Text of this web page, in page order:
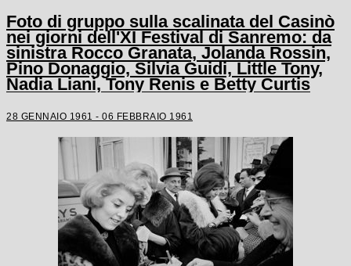
Foto di gruppo sulla scalinata del Casinò
nei giorni dell'XI Festival di Sanremo: da
sinistra Rocco Granata, Jolanda Rossin,
Pino Donaggio, Silvia Guidi, Little Tony,
Nadia Liani, Tony Renis e Betty Curtis
28 GENNAIO 1961 - 06 FEBBRAIO 1961